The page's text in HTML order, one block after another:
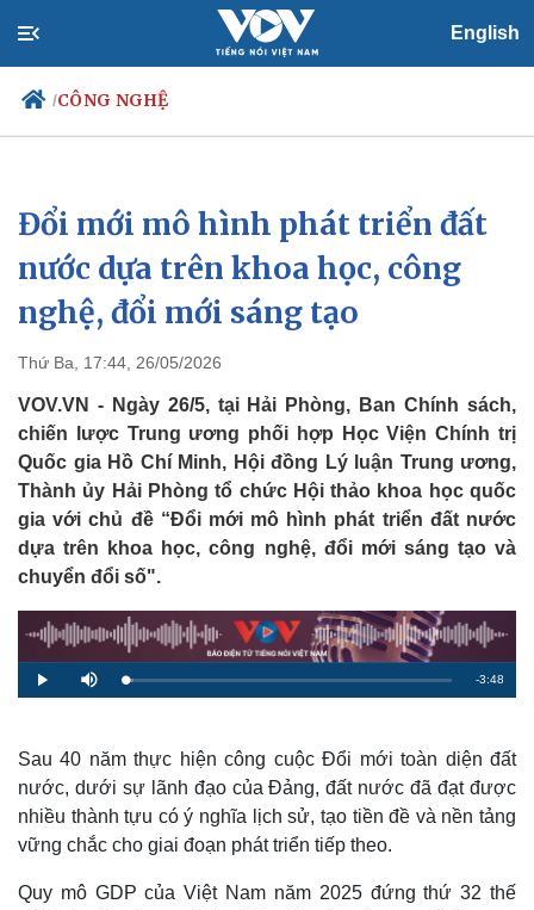
English
/CÔNG NGHỆ
Chính trị
Đảng
Tổ chức nhân sự
Quốc hội
Nhận diện sự thật
Xã hội
Tin 24h
Dự báo thời tiết
Giáo dục
Dấu ấn VOV
Đổi mới mô hình phát triển đất
nước dựa trên khoa học, công
nghệ, đổi mới sáng tạo
Thứ Ba, 17:44, 26/05/2026
VOV.VN - Ngày 26/5, tại Hải Phòng, Ban Chính sách,
chiến lược Trung ương phối hợp Học Viện Chính trị
Quốc gia Hồ Chí Minh, Hội đồng Lý luận Trung ương,
Thành ủy Hải Phòng tổ chức Hội thảo khoa học quốc
gia với chủ đề “Đổi mới mô hình phát triển đất nước
dựa trên khoa học, công nghệ, đổi mới sáng tạo và
chuyển đổi số".
P
l
M
u
L
o
2
6
%
R
a
i
-3:48
Sau 40 năm thực hiện công cuộc Đổi mới toàn diện đất
nước, dưới sự lãnh đạo của Đảng, đất nước đã đạt được
nhiều thành tựu có ý nghĩa lịch sử, tạo tiền đề và nền tảng
vững chắc cho giai đoạn phát triển tiếp theo.
Quy mô GDP của Việt Nam năm 2025 đứng thứ 32 thế